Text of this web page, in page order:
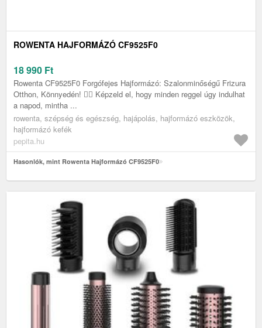
ROWENTA HAJFORMÁZÓ CF9525F0
18 990 Ft
Rowenta CF9525F0 Forgófejes Hajformázó: Szalonminőségű Frizura
Otthon, Könnyedén! 💁‍♀️ Képzeld el, hogy minden reggel úgy indulhat
a napod, mintha ...
rowenta, szépség és egészség, hajápolás, hajformázó eszközök,
hajformázó kefék
pepita.hu
Hasonlók, mint Rowenta Hajformázó CF9525F0